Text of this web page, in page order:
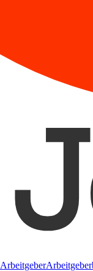
Arbeitgeber